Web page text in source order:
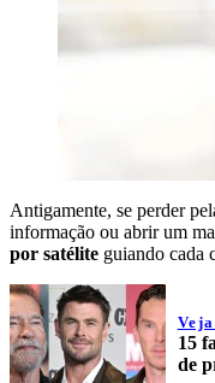
Antigamente, se perder
informação ou abrir um
por satélite guiando cada
15
de